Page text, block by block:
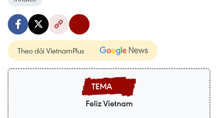
Theo dõi VietnamPlus
Feliz Vietnam